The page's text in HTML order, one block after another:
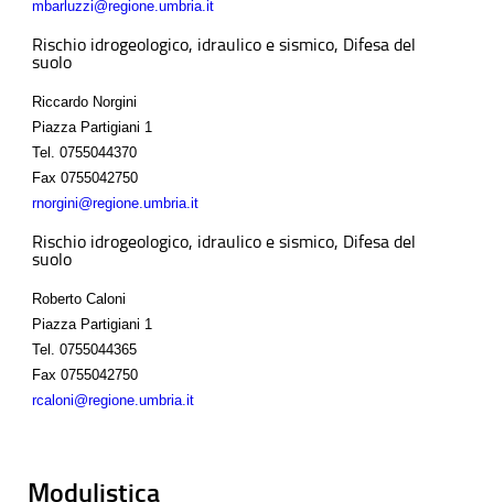
mbarluzzi@regione.umbria.it
Rischio idrogeologico, idraulico e sismico, Difesa del
suolo
Riccardo Norgini
Piazza Partigiani 1
Tel.
0755044370
Fax 0755042750
rnorgini@regione.umbria.it
Rischio idrogeologico, idraulico e sismico, Difesa del
suolo
Roberto Caloni
Piazza Partigiani 1
Tel.
0755044365
Fax 0755042750
rcaloni@regione.umbria.it
Modulistica